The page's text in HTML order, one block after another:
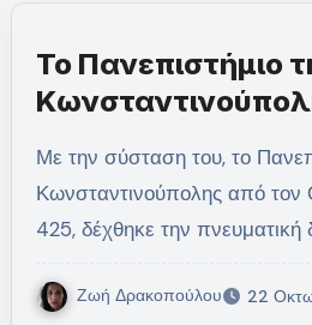
Το Πανεπιστήμιο
Με την σύσταση του, το Πανεπιστήμιο της
Κωνσταντινούπολης από τον
425, δέχθηκε την πνευματική
Ζωή Δρακοπούλου 22